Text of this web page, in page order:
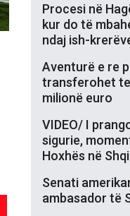
Procesi në
kur do të
ndaj ish-
Aventurë e re
transferohet te
milionë euro
VIDEO/ I
sigurie,
Hoxhës në
Senati
ambasador të